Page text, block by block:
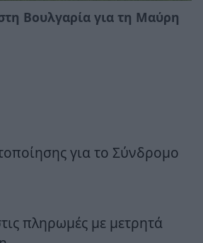
Βουλγαρία για τη Μαύρη
για το Σύνδρομο
πληρωμές με μετρητά